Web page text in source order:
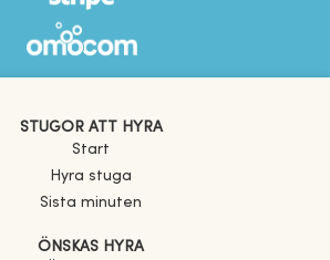
STUGOR ATT HYRA
Start
Hyra stuga
Sista minuten
ÖNSKAS HYRA